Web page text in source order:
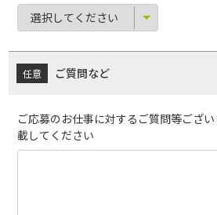
ご質問など
ご応募のお仕事に対するご質問等ござ
載してください